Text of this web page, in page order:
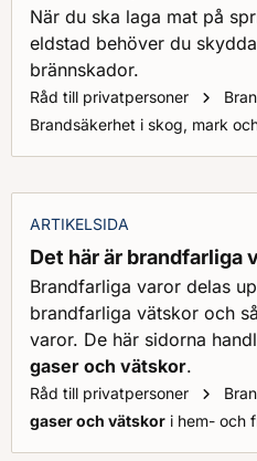
När du ska laga mat på
eldstad behöver du
brännskador.
Råd till privatpersoner
Brandsäkerhet i skog, mark
ARTIKELSIDA
Det här är brandfarliga
Brandfarliga varor delas
brandfarliga vätskor och
varor. De här sidorna
gaser och vätskor.
Råd till privatpersoner
gaser och vätskor i hem- och